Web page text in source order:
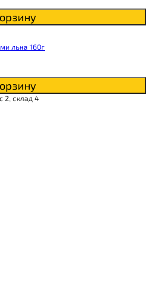
льна 160г
2, склад 4